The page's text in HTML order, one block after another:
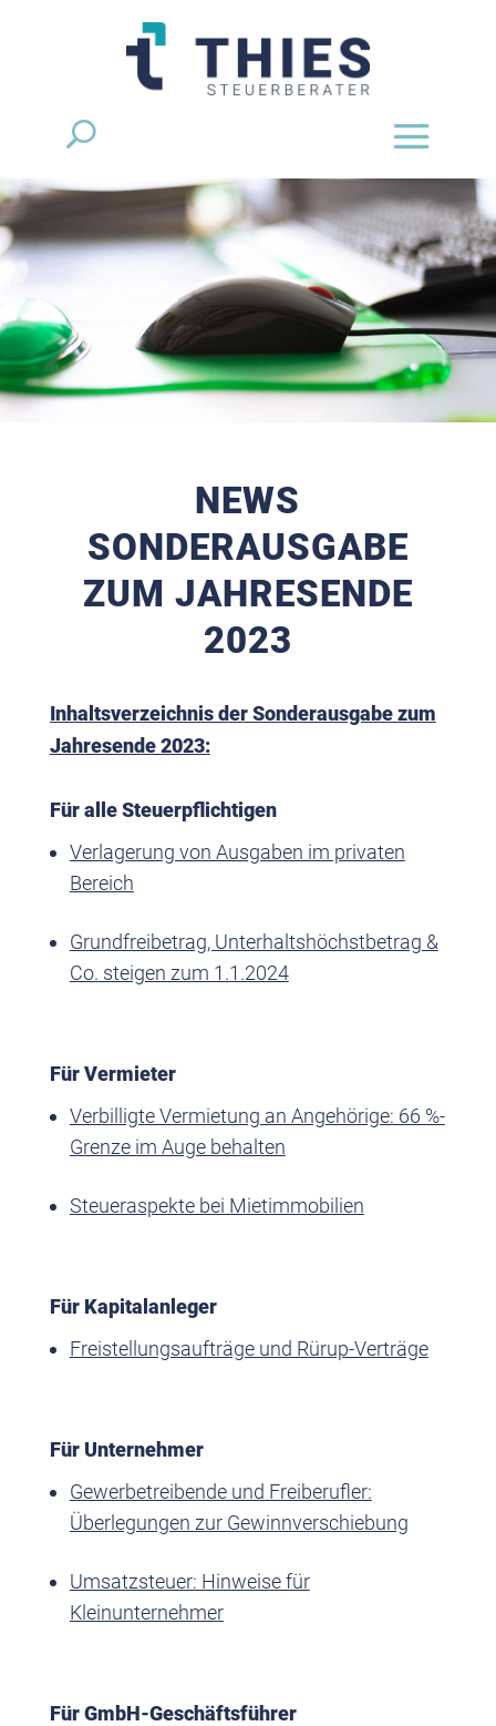
NEWS
SONDERAUSGABE
ZUM JAHRESENDE
2023
Inhaltsverzeichnis der Sonderausgabe zum
Jahresende 2023:
Für alle Steuerpflichtigen
Verlagerung von Ausgaben im privaten
Bereich
Grundfreibetrag, Unterhaltshöchstbetrag &
Co. steigen zum 1.1.2024
Für Vermieter
Verbilligte Vermietung an Angehörige: 66 %-
Grenze im Auge behalten
Steueraspekte bei Mietimmobilien
Für Kapitalanleger
Freistellungsaufträge und Rürup-Verträge
Für Unternehmer
Gewerbetreibende und Freiberufler:
Überlegungen zur Gewinnverschiebung
Umsatzsteuer: Hinweise für
Kleinunternehmer
Für GmbH-Geschäftsführer